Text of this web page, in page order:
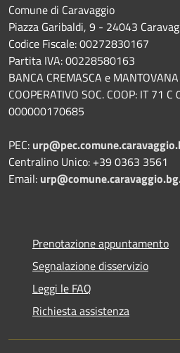
Comune di Caravaggio
Piazza Garibaldi, 9 - 24043
Codice Fiscale: 00272830167
Partita IVA: 00228580163
BANCA CREMASCA e
COOPERATIVO SOC. COOP: IT 71
000000170685
PEC:
Centralino Unico: +39 0363 3561
Email:
Prenotazione appuntamento
Segnalazione disservizio
Leggi le FAQ
Richiesta assistenza